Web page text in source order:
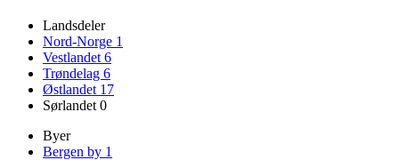
Landsdeler
Nord-Norge 1
Vestlandet 6
Trøndelag 6
Østlandet 17
Sørlandet 0
Byer
Bergen by 1